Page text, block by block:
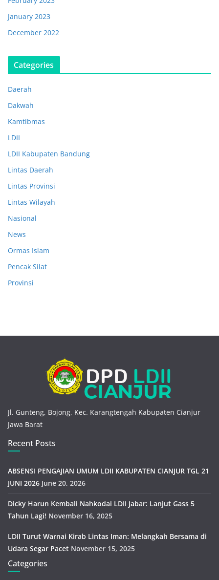
January 2023
December 2022
Categories
Daerah
Dakwah
Kamtibmas
LDII
LDII Kabupaten Bandung
Lintas Daerah
Lintas Provinsi
Lintas Wilayah
Nasional
News
Ormas Islam
Pencak Silat
Provinsi
Jl. Gunteng, Bojong, Kec. Karangtengah Kabupaten Cianjur
Jawa Barat
Recent Posts
ABSENSI PENGAJIAN UMUM LDII KABUPATEN CIANJUR TGL 21
JUNI 2026 June 20, 2026
Dicky Harun Kembali Nahkodai LDII Jabar: Lanjut Gass 5
Tahun Lagi! November 16, 2025
LDII Turut Warnai Kirab Lintas Iman: Melangkah Bersama di
Udara Segar Pacet November 15, 2025
Categories